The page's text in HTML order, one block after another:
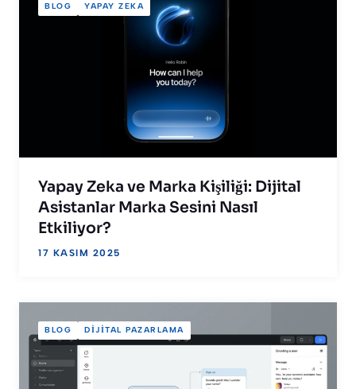
BLOG YAPAY ZEKA
Yapay Zeka ve Marka Kişiliği: Dijital
Asistanlar Marka Sesini Nasıl
Etkiliyor?
17 KASIM 2025
BLOG DIJITAL PAZARLAMA